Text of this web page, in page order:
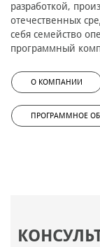
разработкой,
отечественных
себя семейство
программный
О КОМПАНИИ
ПРОГРАММНОЕ